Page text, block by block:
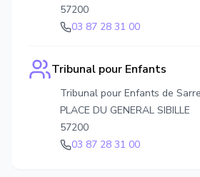
57200
03 87 28 31 00
Tribunal pour Enfants
Tribunal pour Enfants de
PLACE DU GENERAL SIBILLE
57200
03 87 28 31 00